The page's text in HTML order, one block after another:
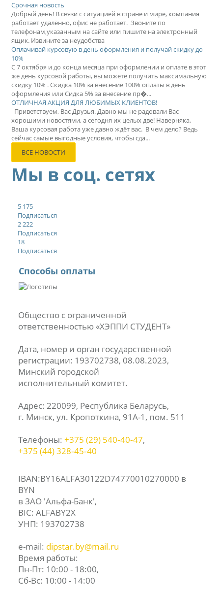
Срочная новость
Добрый день! В связи с ситуацией в стране и мире, компания
работает удалённо, офис не работает. Звоните по
телефонам,указанным на сайте или пишите на электронный
ящик. Извините за неудобства
Оплачивай курсовую в день оформления и получай скидку до
10%
С 7 октября и до конца месяца при оформлении и оплате в этот
же день курсовой работы, вы можете получить максимальную
скидку 10% . Скидка 10% за внесение 100% оплаты в день
оформления или Сидка 5% за внесение пр�...
ОТЛИЧНАЯ АКЦИЯ ДЛЯ ЛЮБИМЫХ КЛИЕНТОВ!
Приветствуем, Вас Друзья. Давно мы не радовали Вас
хорошими новостями, а сегодня их целых две! Наверняка,
Ваша курсовая работа уже давно ждёт вас. В чем дело? Ведь
сейчас самые выгодные условия, чтобы сда...
ВСЕ НОВОСТИ
Мы в соц. сетях
5 175
Подписаться
2 222
Подписаться
18
Подписаться
Способы оплаты
Общество с ограниченной
ответственностью «ХЭППИ СТУДЕНТ»
Дата, номер и орган государственной
регистрации: 193702738, 08.08.2023,
Минский городской
исполнительный комитет.
Адрес: 220099, Республика Беларусь,
г. Минск, ул. Кропоткина, 91А-1, пом. 511
Телефоны: +375 (29) 540‑40‑47,
+375 (44) 328‑45‑40
IBAN:BY16ALFA30122D74770010270000 в
BYN
в ЗАО 'Альфа-Банк',
BIC: ALFABY2X
УНП: 193702738
e-mail: dipstar.by@mail.ru
Время работы:
Пн-Пт: 10:00 - 18:00,
Сб-Вс: 10:00 - 14:00